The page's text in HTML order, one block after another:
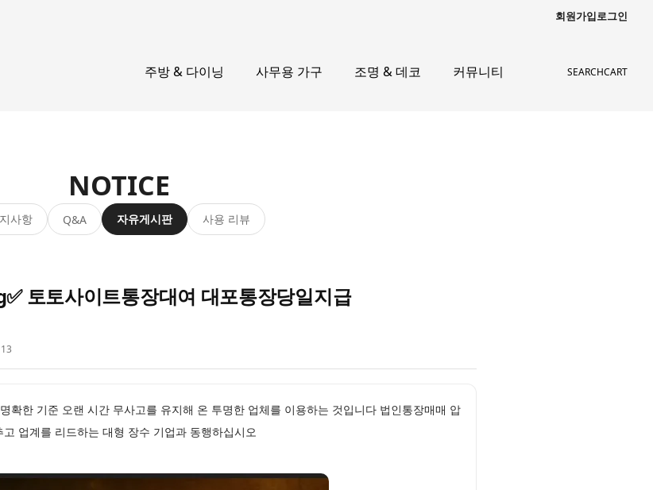
회원가입로그인
주방 & 다이닝 사무용 가구 조명 & 데코 커뮤니티 SEARCHCART
NOTICE
사항 Q&A 자유게시판 사용 리뷰
토토사이트통장대여 대포통장당일지급
확한 기준 오랜 시간 무사고를 유지해 온 투명한 업체를 이용하는 것입니다 법인통장매매 압
업계를 리드하는 대형 장수 기업과 동행하십시오